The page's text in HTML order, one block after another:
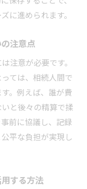
に進められます。
注意点
注意が必要です。
ては、相続人間で
。例えば、誰が費
と後々の精算で揉
前に協議し、記録
平な負担が実現し
する方法